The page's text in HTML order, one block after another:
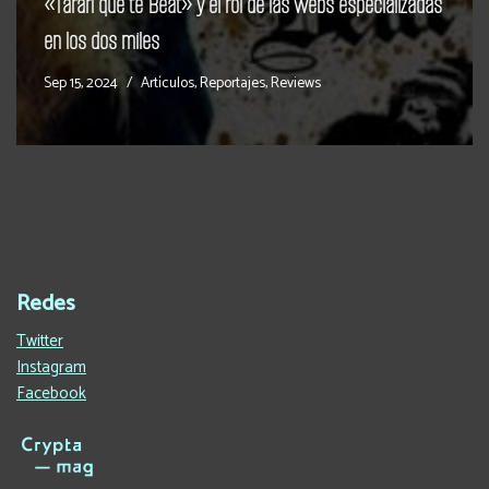
en los dos miles
Sep 15, 2024 Artículos,Reportajes,Reviews
Redes
Twitter
Instagram
Facebook